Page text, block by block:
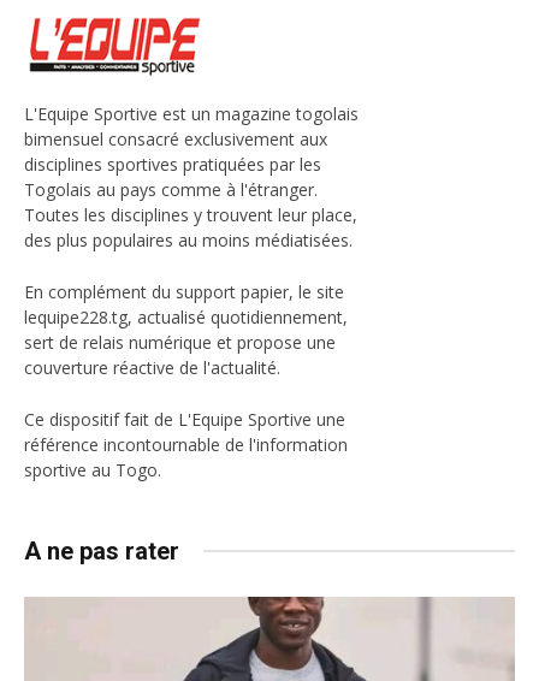
L'Equipe Sportive est un magazine togolais
bimensuel consacré exclusivement aux
disciplines sportives pratiquées par les
Togolais au pays comme à l'étranger.
Toutes les disciplines y trouvent leur place,
des plus populaires au moins médiatisées.
En complément du support papier, le site
lequipe228.tg, actualisé quotidiennement,
sert de relais numérique et propose une
couverture réactive de l'actualité.
Ce dispositif fait de L'Equipe Sportive une
référence incontournable de l'information
sportive au Togo.
A ne pas rater